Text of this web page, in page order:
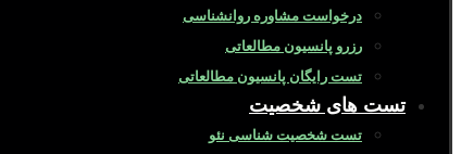
درخواست مشاوره روانشناسی
رزرو پانسیون مطالعاتی
تست رایگان پانسیون مطالعاتی
تست های شخصیت
تست شخصیت شناسی نئو